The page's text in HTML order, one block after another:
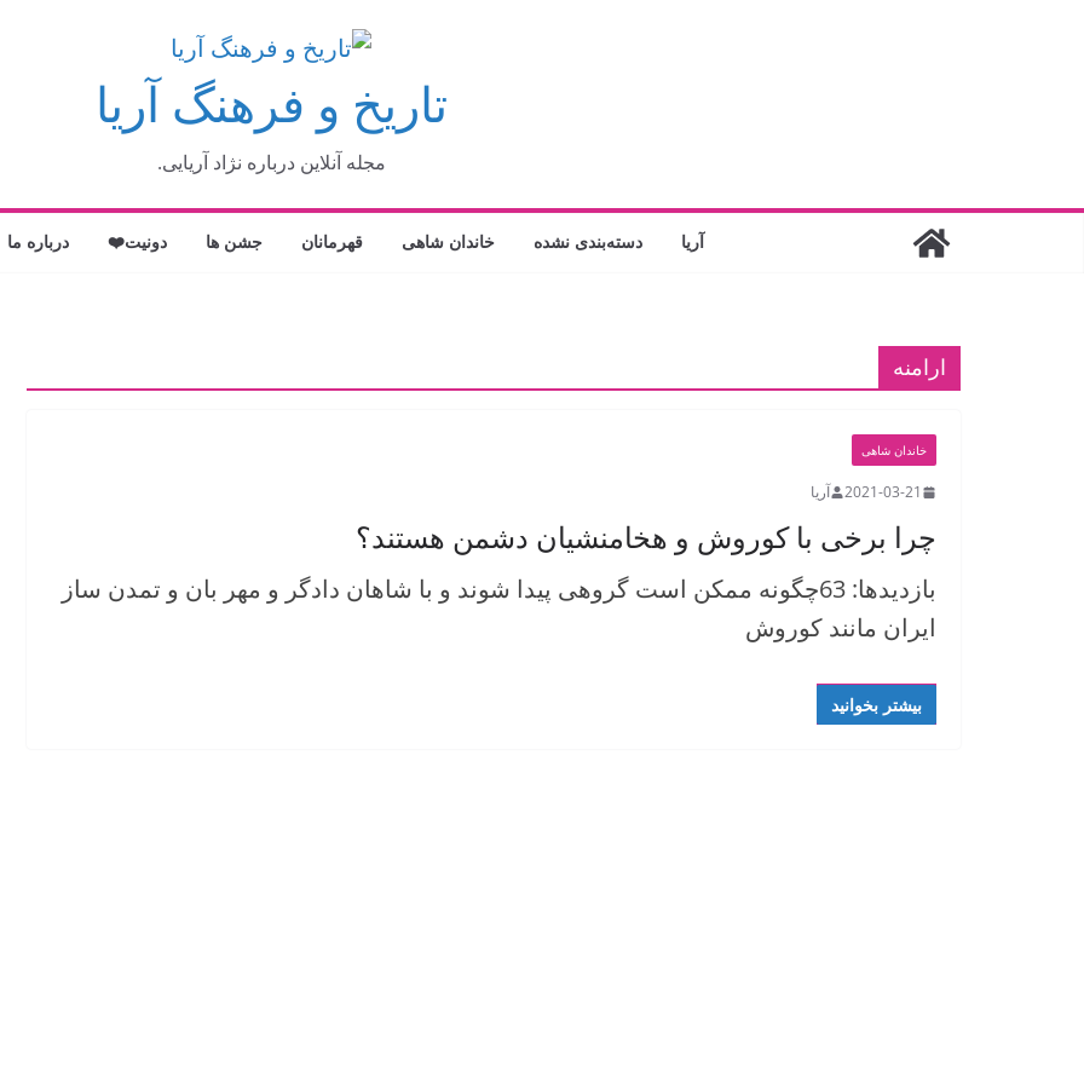
تاریخ و فرهنگ آریا
مجله آنلاین درباره نژاد آریایی.
آریا دسته‌بندی نشده خاندان شاهی قهرمانان جشن ها دونیت❤️ درباره ما
ارامنه
خاندان شاهی
2021-03-21 آریا
چرا برخی با کوروش و هخامنشیان دشمن هستند؟
بازدیدها: 63چگونه ممکن است گروهی پیدا شوند و با شاهان دادگر و مهر بان و تمدن ساز
ایران مانند کوروش
بیشتر بخوانید